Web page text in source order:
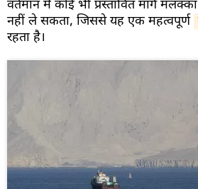
वर्तमान में कोई भी प्रस्तावित मार्ग
नहीं ले सकता, जिससे यह एक महत्वपूर्ण
रहता है।